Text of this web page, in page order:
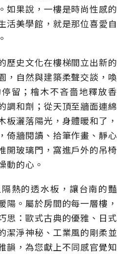
如果說，一樓是時尚性感的
活美學館，就是那位喜愛自
歷史文化在樓梯間立出新的
，自然與建築柔聲交談，喚
留；檜木不吝嗇地釋放香
調和劑；從天頂至牆面連綿
板灑落陽光，身體暖和了，
倚牆閱讀、拾筆作畫、靜心
開玻璃門，窩進戶外的吊椅
動的心。
熱的透水板，讓台南的豔
陽。屬於房間的每一層樓，
思：歐式古典的優雅、日式
潔淨神秘、工業風的剛柔並
韻，為您獻上不同感官覺知